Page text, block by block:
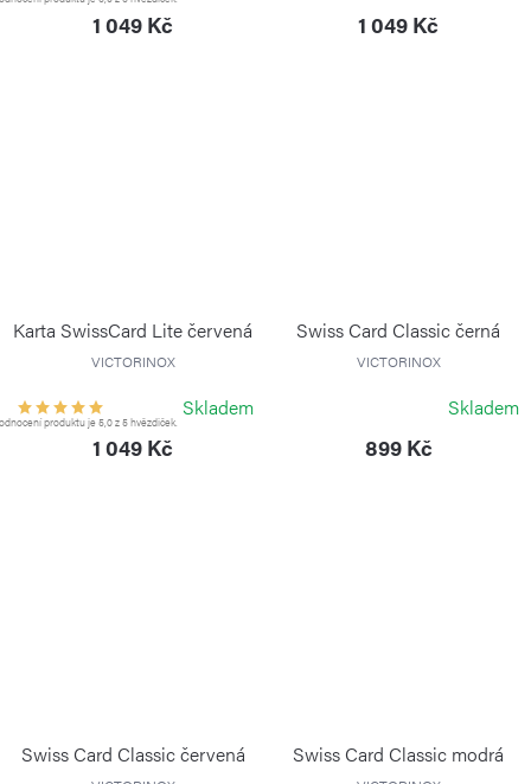
1 049 Kč 1 049 Kč
Karta SwissCard Lite červená
VICTORINOX
produktu je 5,0 z 5 hvězdiček.
Skladem
1 049 Kč
Swiss Card Classic černá
VICTORINOX
Skladem
899 Kč
Swiss Card Classic červená Swiss Card Classic modrá